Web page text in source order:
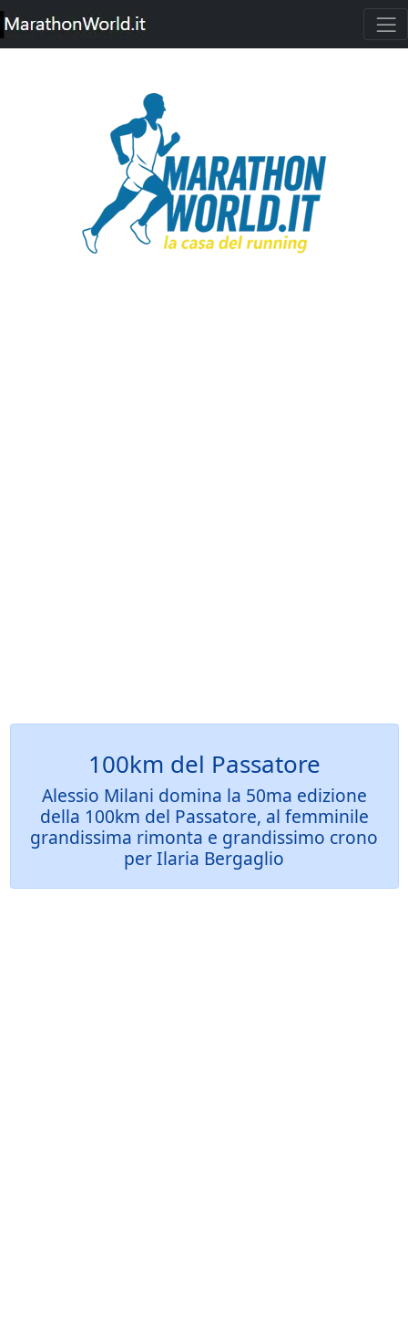
100km del Passatore
Alessio Milani domina la 50ma edizione
della 100km del Passatore, al femminile
grandissima rimonta e grandissimo crono
per Ilaria Bergaglio